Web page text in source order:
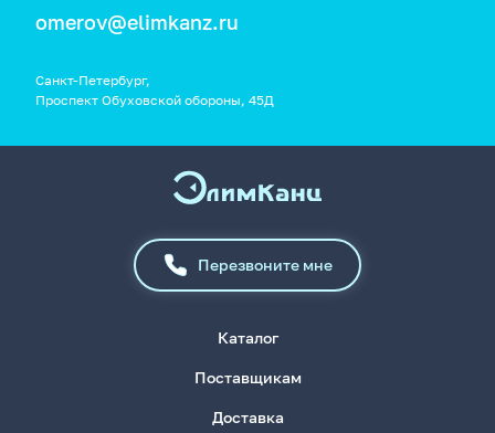
omerov@elimkanz.ru
Санкт-Петербург,
Проспект Обуховской обороны, 45Д
Перезвоните мне
Каталог
Поставщикам
Доставка